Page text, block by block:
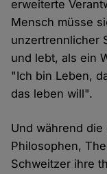
erweiterte
Mensch müsse
unzertrennlicher
und lebt, als ein
"Ich bin Leben,
das leben will".
Und während
Philosophen,
Schweitzer ihre